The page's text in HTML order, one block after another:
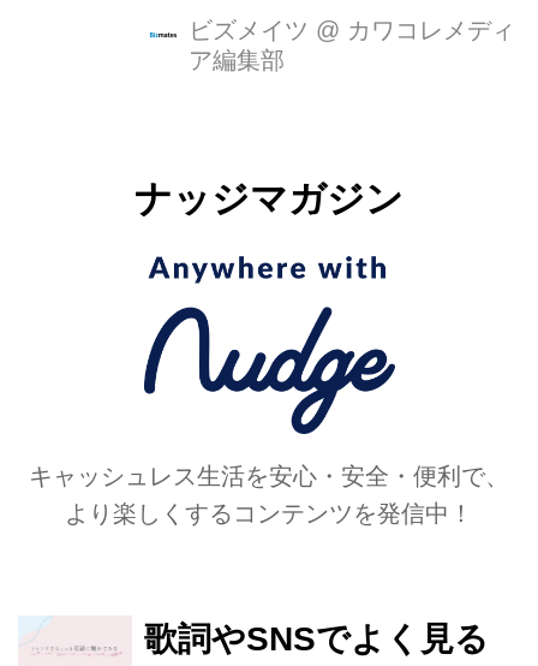
ビズメイツ @ カワコレメディ
ア編集部
ナッジマガジン
キャッシュレス生活を安心・安全・便利で、
より楽しくするコンテンツを発信中！
歌詞やSNSでよく見る